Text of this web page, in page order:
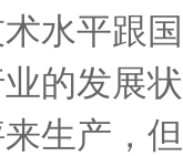
水平跟
的发展
生产，